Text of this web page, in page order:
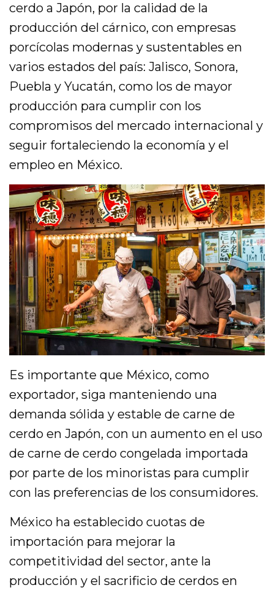
cerdo a Japón, por la calidad de la
producción del cárnico, con empresas
porcícolas modernas y sustentables en
varios estados del país: Jalisco, Sonora,
Puebla y Yucatán, como los de mayor
producción para cumplir con los
compromisos del mercado internacional y
seguir fortaleciendo la economía y el
empleo en México.
Es importante que México, como
exportador, siga manteniendo una
demanda sólida y estable de carne de
cerdo en Japón, con un aumento en el uso
de carne de cerdo congelada importada
por parte de los minoristas para cumplir
con las preferencias de los consumidores.
México ha establecido cuotas de
importación para mejorar la
competitividad del sector, ante la
producción y el sacrificio de cerdos en